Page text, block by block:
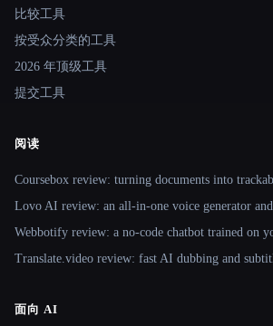
比较工具
按受众分类的工具
2026 年顶级工具
提交工具
阅读
Coursebox review: turning documents into
Lovo AI review: an all-in-one voice generator
Webbotify review: a no-code chatbot trained on
Translate.video review: fast AI dubbing and
面向 AI